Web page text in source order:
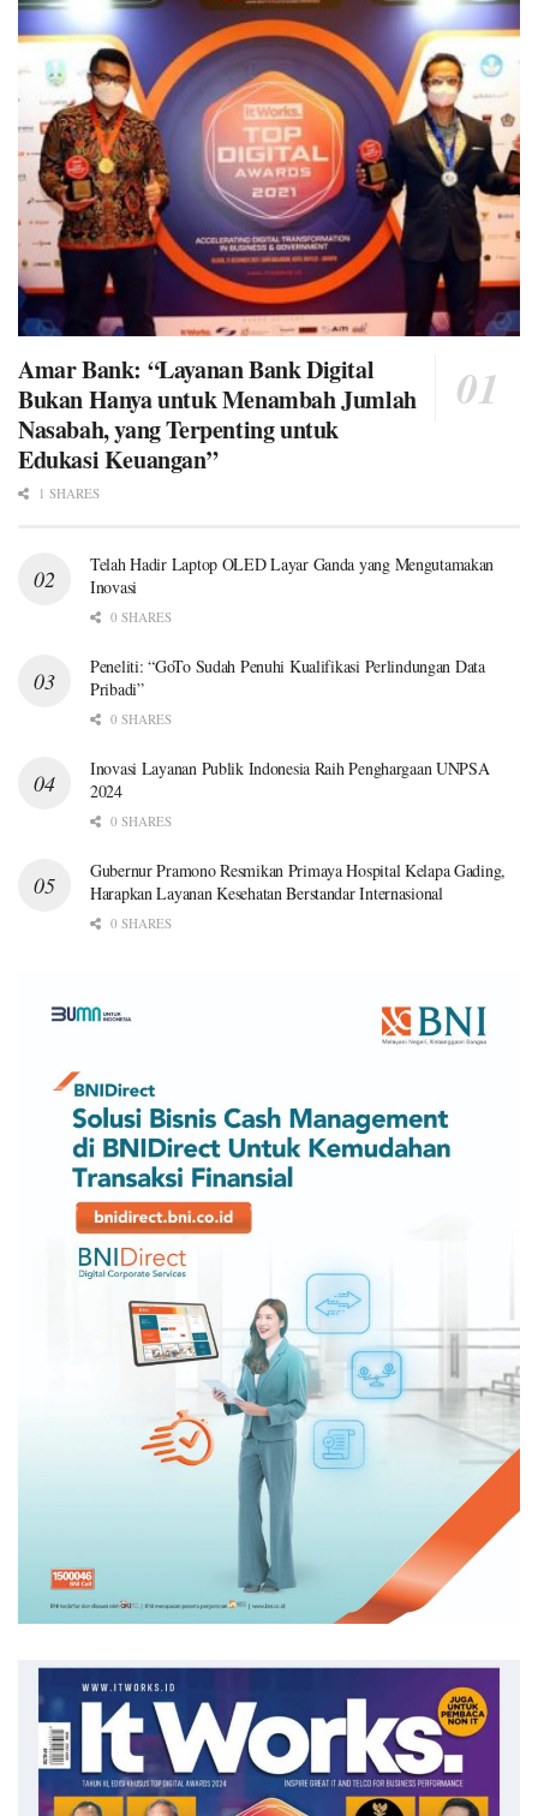
Amar Bank: “Layanan Bank Digital
Bukan Hanya untuk Menambah Jumlah
Nasabah, yang Terpenting untuk
Edukasi Keuangan”
1 SHARES
Telah Hadir Laptop OLED Layar Ganda yang Mengutamakan
Inovasi
0 SHARES
Peneliti: “GoTo Sudah Penuhi Kualifikasi Perlindungan Data
Pribadi”
0 SHARES
Inovasi Layanan Publik Indonesia Raih Penghargaan UNPSA
2024
0 SHARES
Gubernur Pramono Resmikan Primaya Hospital Kelapa Gading,
Harapkan Layanan Kesehatan Berstandar Internasional
0 SHARES